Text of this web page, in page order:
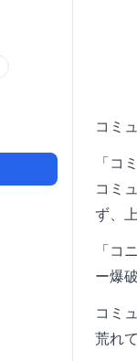
コミ
「コ
コミ
ず、
「コ
ー爆
コミ
荒れ